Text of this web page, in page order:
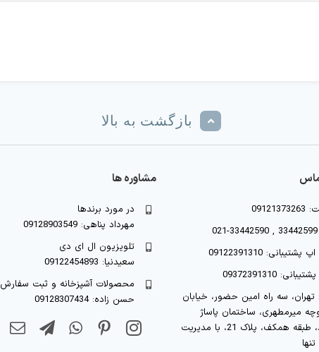
بازگشت به بالا
09122391310
09372391310
سه راه امین حضور، خیابان
میرمطهری، ساختمان پاساژ
الجواد، طبقه همکف، پلاک 21، با مدیریت
مشاوره ها
در مورد برندها
مهرداد پناهی: 09128903549
تلویزیون ال ای دی
سعیدنیا: 09122454893
محصولات آشپزخانه و ثبت سفارش
حسن زاده: 09128307434